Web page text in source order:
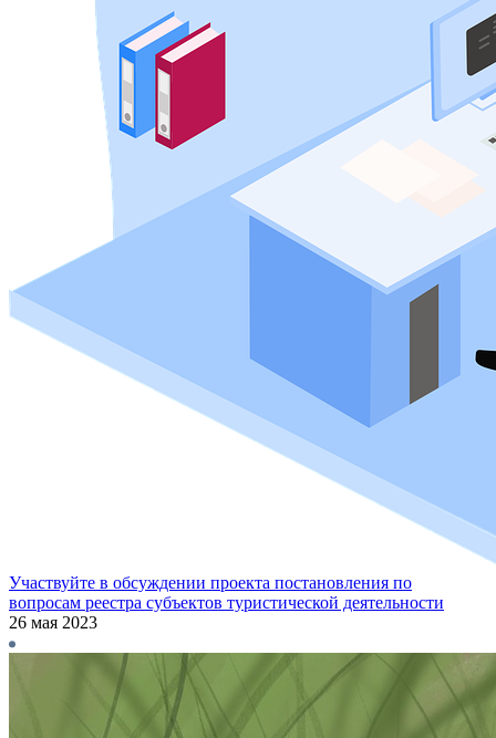
Участвуйте в обсуждении проекта постановления по
вопросам реестра субъектов туристической деятельности
26 мая 2023